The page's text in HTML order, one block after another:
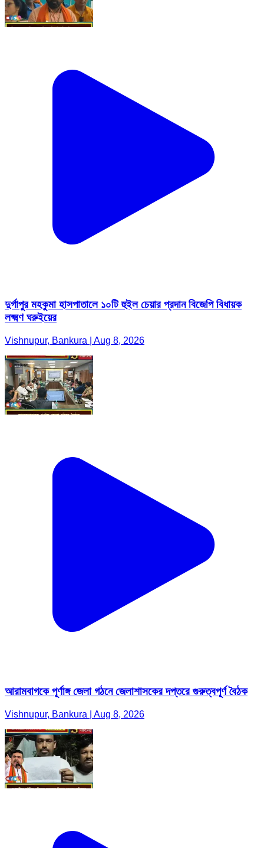
দুর্গাপুর মহকুমা হাসপাতালে ১০টি হুইল চেয়ার প্রদান বিজেপি বিধায়ক
লক্ষ্মণ ঘরুইয়ের
Vishnupur, Bankura | Aug 8, 2026
আরামবাগকে পূর্ণাঙ্গ জেলা গঠনে জেলাশাসকের দপ্তরে গুরুত্বপূর্ণ বৈঠক
Vishnupur, Bankura | Aug 8, 2026